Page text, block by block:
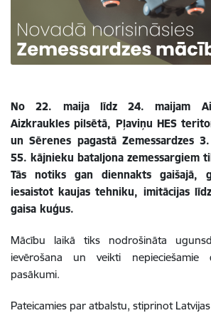
No 22. maija līdz 24. maijam
Aizkraukles pilsētā, Pļaviņu HES
un Sērenes pagastā Zemessardzes
55. kājnieku bataljona zemessargiem
Tās notiks gan diennakts gaišajā,
iesaistot kaujas tehniku, imitācijas
gaisa kuģus.
Mācību laikā tiks nodrošināta
ievērošana un veikti nepieciešamie
pasākumi.
Pateicamies par atbalstu, stiprinot